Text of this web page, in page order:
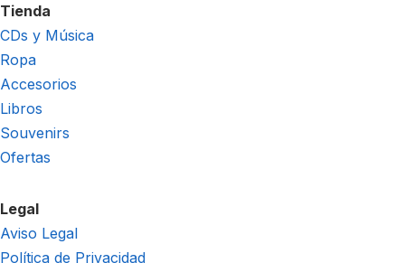
Tienda
CDs y Música
Ropa
Accesorios
Libros
Souvenirs
Ofertas
Legal
Aviso Legal
Política de Privacidad